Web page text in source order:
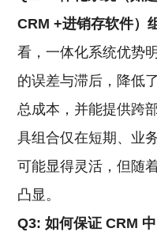
CRM +进销存软件）
看，一体化系统优势
的误差与滞后，降低
总成本，并能提供跨
具组合仅在短期、业
可能显得灵活，但随
凸显。
Q3: 如何保证 CRM